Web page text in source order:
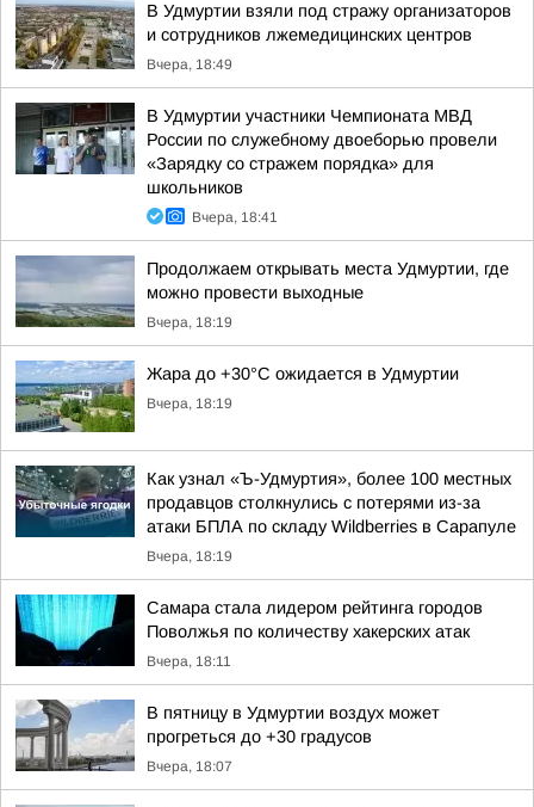
В Удмуртии взяли под стражу организаторов
и сотрудников лжемедицинских центров
Вчера, 18:49
В Удмуртии участники Чемпионата МВД
России по служебному двоеборью провели
«Зарядку со стражем порядка» для
школьников
Вчера, 18:41
Продолжаем открывать места Удмуртии, где
можно провести выходные
Вчера, 18:19
Жара до +30°С ожидается в Удмуртии
Вчера, 18:19
Как узнал «Ъ-Удмуртия», более 100 местных
продавцов столкнулись с потерями из-за
атаки БПЛА по складу Wildberries в Сарапуле
Вчера, 18:19
Самара стала лидером рейтинга городов
Поволжья по количеству хакерских атак
Вчера, 18:11
В пятницу в Удмуртии воздух может
прогреться до +30 градусов
Вчера, 18:07